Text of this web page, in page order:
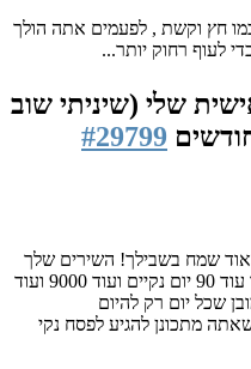
אתה הולך
שוב
השירים שלך
מרגשים, ואני מאחל לך עוד 90 יום נקיים ועוד 9000 ועוד
לפסח נקי